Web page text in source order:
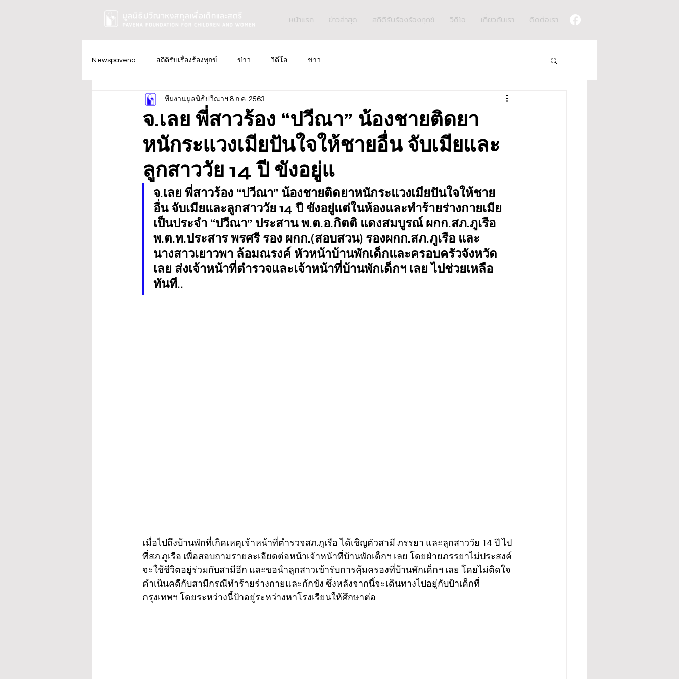
หน้าแรก ข่าวล่าสุด สถิติรับร้องร้องทุกข์ วิดีโอ เกี่ยวกับเรา ติดต่อเรา
Newspavena สถิติรับเรื่องร้องทุกข์ ข่าว วิดีโอ ข่าว
จ.เลย พี่สาวร้อง “ปวีณา” น้องชายติดยา
หนักระแวงเมียปันใจให้ชายอื่น จับเมียและ
ลูกสาววัย 14 ปี ขังอยู่แ
ทีมงานมูลนิธิปวีณาฯ 8 ก.ค. 2563
จ.เลย พี่สาวร้อง “ปวีณา” น้องชายติดยาหนักระแวงเมียปันใจให้ชาย
อื่น จับเมียและลูกสาววัย 14 ปี ขังอยู่แต่ในห้องและทำร้ายร่างกายเมีย
เป็นประจำ “ปวีณา” ประสาน พ.ต.อ.กิตติ แดงสมบูรณ์ ผกก.สภ.ภูเรือ
พ.ต.ท.ประสาร พรศรี รอง ผกก.(สอบสวน) รองผกก.สภ.ภูเรือ และ
นางสาวเยาวพา ล้อมณรงค์ หัวหน้าบ้านพักเด็กและครอบครัวจังหวัด
เลย ส่งเจ้าหน้าที่ตำรวจและเจ้าหน้าที่บ้านพักเด็กฯ เลย ไปช่วยเหลือ
ทันที..
เมื่อไปถึงบ้านพักที่เกิดเหตุเจ้าหน้าที่ตำรวจสภ.ภูเรือ ได้เชิญตัวสามี ภรรยา และลูกสาววัย 14 ปี ไป
ที่สภ.ภูเรือ เพื่อสอบถามรายละเอียดต่อหน้าเจ้าหน้าที่บ้านพักเด็กฯ เลย โดยฝ่ายภรรยาไม่ประสงค์
จะใช้ชีวิตอยู่ร่วมกับสามีอีก และขอนำลูกสาวเข้ารับการคุ้มครองที่บ้านพักเด็กฯ เลย โดยไม่ติดใจ
ดำเนินคดีกับสามีกรณีทำร้ายร่างกายและกักขัง ซึ่งหลังจากนี้จะเดินทางไปอยู่กับป้าเด็กที่
กรุงเทพฯ โดยระหว่างนี้ป้าอยู่ระหว่างหาโรงเรียนให้ศึกษาต่อ